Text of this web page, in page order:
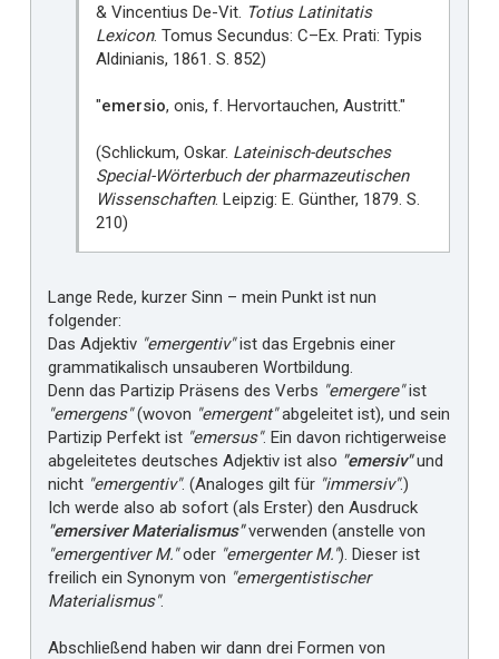
& Vincentius De-Vit. Totius Latinitatis
Lexicon. Tomus Secundus: C–Ex. Prati: Typis
Aldinianis, 1861. S. 852)
"emersio, onis, f. Hervortauchen, Austritt."
(Schlickum, Oskar. Lateinisch-deutsches
Special-Wörterbuch der pharmazeutischen
Wissenschaften. Leipzig: E. Günther, 1879. S.
210)
Lange Rede, kurzer Sinn – mein Punkt ist nun
folgender:
Das Adjektiv "emergentiv"ist das Ergebnis einer
grammatikalisch unsauberen Wortbildung.
Denn das Partizip Präsens des Verbs "emergere"ist
"emergens"(wovon "emergent"abgeleitet ist), und sein
Partizip Perfekt ist "emersus". Ein davon richtigerweise
abgeleitetes deutsches Adjektiv ist also "emersiv"und
nicht "emergentiv". (Analoges gilt für "immersiv".)
Ich werde also ab sofort (als Erster) den Ausdruck
"emersiver Materialismus"verwenden (anstelle von
"emergentiver M."oder "emergenter M."). Dieser ist
freilich ein Synonym von "emergentistischer
Materialismus".
Abschließend haben wir dann drei Formen von